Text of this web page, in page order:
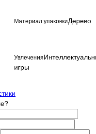
Материал упаковкиДерево
Увлечения
игры